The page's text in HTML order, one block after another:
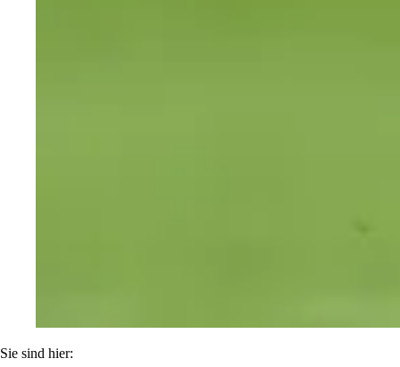
Sie sind hier: